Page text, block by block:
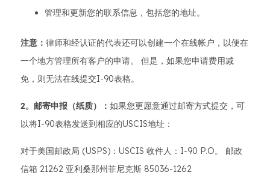
管理和更新您的联系信息，包括您的地址。
注意： 律师和经认证的代表还可以创建一个在线帐户，以便在
一个地方管理所有客户的申请。 但是，如果您申请费用减
免，则无法在线提交I-90表格。
2。邮寄申报（纸质）： 如果您更愿意通过邮寄方式提交，可
以将I-90表格发送到相应的USCIS地址：
对于美国邮政局 (USPS)：USCIS 收件人：I-90 P.O。 邮政
信箱 21262 亚利桑那州菲尼克斯 85036-1262